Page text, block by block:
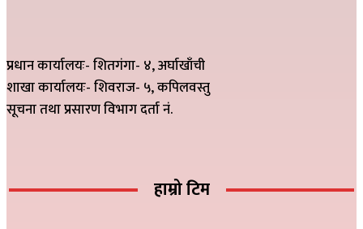
प्रधान कार्यालयः- शितगंगा- ४, अर्घाखाँची
शाखा कार्यालयः- शिवराज- ५, कपिलवस्तु
सूचना तथा प्रसारण विभाग दर्ता नं.
हाम्रो टिम